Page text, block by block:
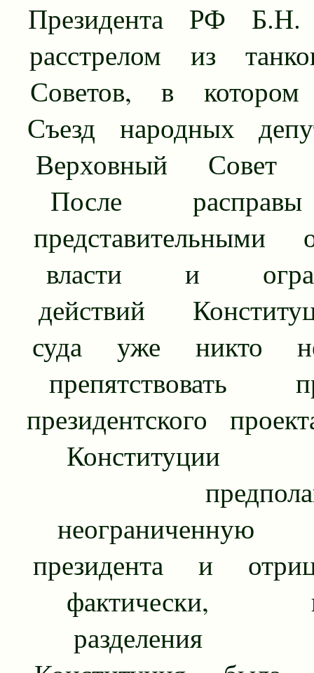
Президента РФ Б.Н.
расстрелом из
Советов, в котором
Съезд народных
Верховный Совет
После
представительными
власти и
действий
суда уже никто
препятствовать
президентского
Конституции
неограниченную
президента и
фактически,
разделения